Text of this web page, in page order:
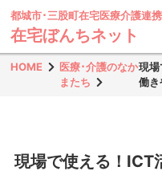
都城市･三股町在宅医療介護連
在宅ぼんちネット
HOME
医療･介護のなか
またち
現
働き
現場で使える！ICT